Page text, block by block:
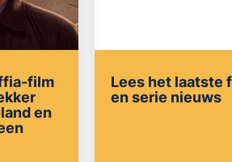
film
en
Lees het laatste
en serie nieuws